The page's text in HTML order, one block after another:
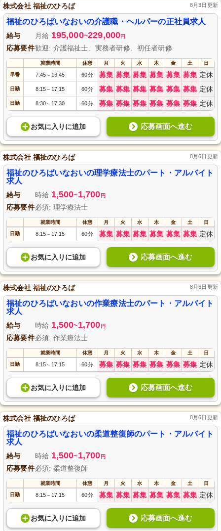
株式会社 福祉のひろば 8月3日更新
福祉のひろばいなおいの介護職・ヘルパーの正社員求人
給与 月給 195,000~229,000円
応募要件歓迎: 介護福祉士、実務者研修、初任者研修
就業時間 休憩 月 火 水 木 金 土 日
早番 7:45～ 16:45 60分 募集 募集 募集 募集 募集 募集 定休
日勤 8:15～ 17:15 60分 募集 募集 募集 募集 募集 募集 定休
日勤 8:30～ 17:30 60分 募集 募集 募集 募集 募集 募集 定休
お気に入り に追加 応募画面へ進む
株式会社 福祉のひろば 8月6日更新
福祉のひろばいなおいの理学療法士のパート・アルバイト
求人
給与 時給 1,500~1,700 円
応募要件必須: 理学療法士
就業時間 休憩 月 火 水 木 金 土 日
日勤 8:15～ 17:15 60分 募集 募集 募集 募集 募集 募集 定休
お気に入り に追加 応募画面へ進む
株式会社 福祉のひろば 8月6日更新
福祉のひろばいなおいの作業療法士のパート・アルバイト
求人
給与 時給 1,500~1,700 円
応募要件必須: 作業療法士
就業時間 休憩 月 火 水 木 金 土 日
日勤 8:15～ 17:15 60分 募集 募集 募集 募集 募集 募集 定休
お気に入り に追加 応募画面へ進む
株式会社 福祉のひろば 8月6日更新
福祉のひろばいなおいの柔道整復師のパート・アルバイト
求人
給与 時給 1,500~1,700 円
応募要件必須: 柔道整復師
就業時間 休憩 月 火 水 木 金 土 日
日勤 8:15～ 17:15 60分 募集 募集 募集 募集 募集 募集 定休
お気に入り に追加 応募画面へ進む